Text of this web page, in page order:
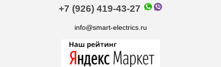
+7 (926) 419-43-27
info@smart-electrics.ru